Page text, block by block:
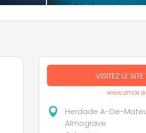
VISITEZ LE
Herdade A-De-
Almograve